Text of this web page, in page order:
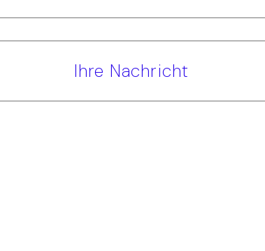
Ihre Nachricht